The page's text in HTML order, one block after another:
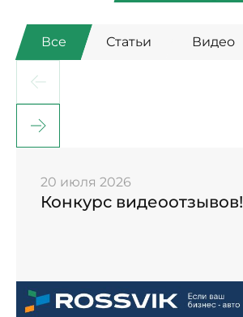
Все Статьи Видео
20 июля 2026
Конкурс видеоотзывов!